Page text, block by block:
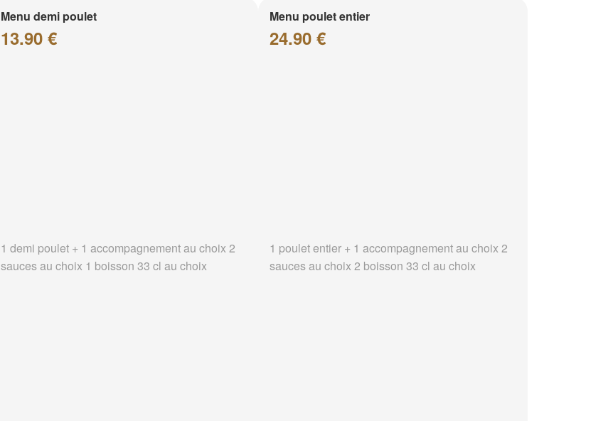
Menu demi poulet
13.90 €
1 demi poulet + 1 accompagnement au choix 2
sauces au choix 1 boisson 33 cl au choix
Menu poulet entier
24.90 €
1 poulet entier + 1 accompagnement au choix 2
sauces au choix 2 boisson 33 cl au choix